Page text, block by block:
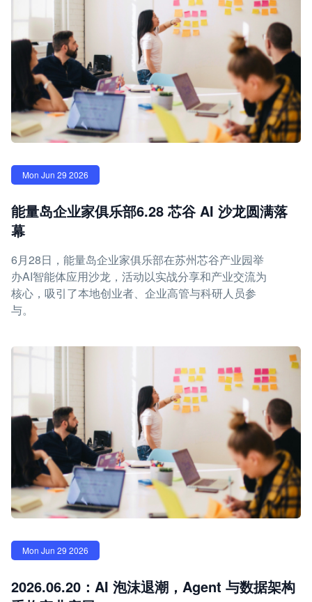
Mon Jun 29 2026
能量岛企业家俱乐部6.28 芯谷 AI 沙龙圆满落
幕
6月28日，能量岛企业家俱乐部在苏州芯谷产业园举
办AI智能体应用沙龙，活动以实战分享和产业交流为
核心，吸引了本地创业者、企业高管与科研人员参
与。
Mon Jun 29 2026
2026.06.20：AI 泡沫退潮，Agent 与数据架构